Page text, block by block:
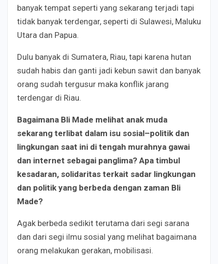
banyak tempat seperti yang sekarang terjadi tapi
tidak banyak terdengar, seperti di Sulawesi, Maluku
Utara dan Papua.
Dulu banyak di Sumatera, Riau, tapi karena hutan
sudah habis dan ganti jadi kebun sawit dan banyak
orang sudah tergusur maka konflik jarang
terdengar di Riau.
Bagaimana Bli Made melihat anak muda
sekarang terlibat dalam isu sosial–politik dan
lingkungan saat ini di tengah murahnya gawai
dan internet sebagai panglima? Apa timbul
kesadaran, solidaritas terkait sadar lingkungan
dan politik yang berbeda dengan zaman Bli
Made?
Agak berbeda sedikit terutama dari segi sarana
dan dari segi ilmu sosial yang melihat bagaimana
orang melakukan gerakan, mobilisasi.